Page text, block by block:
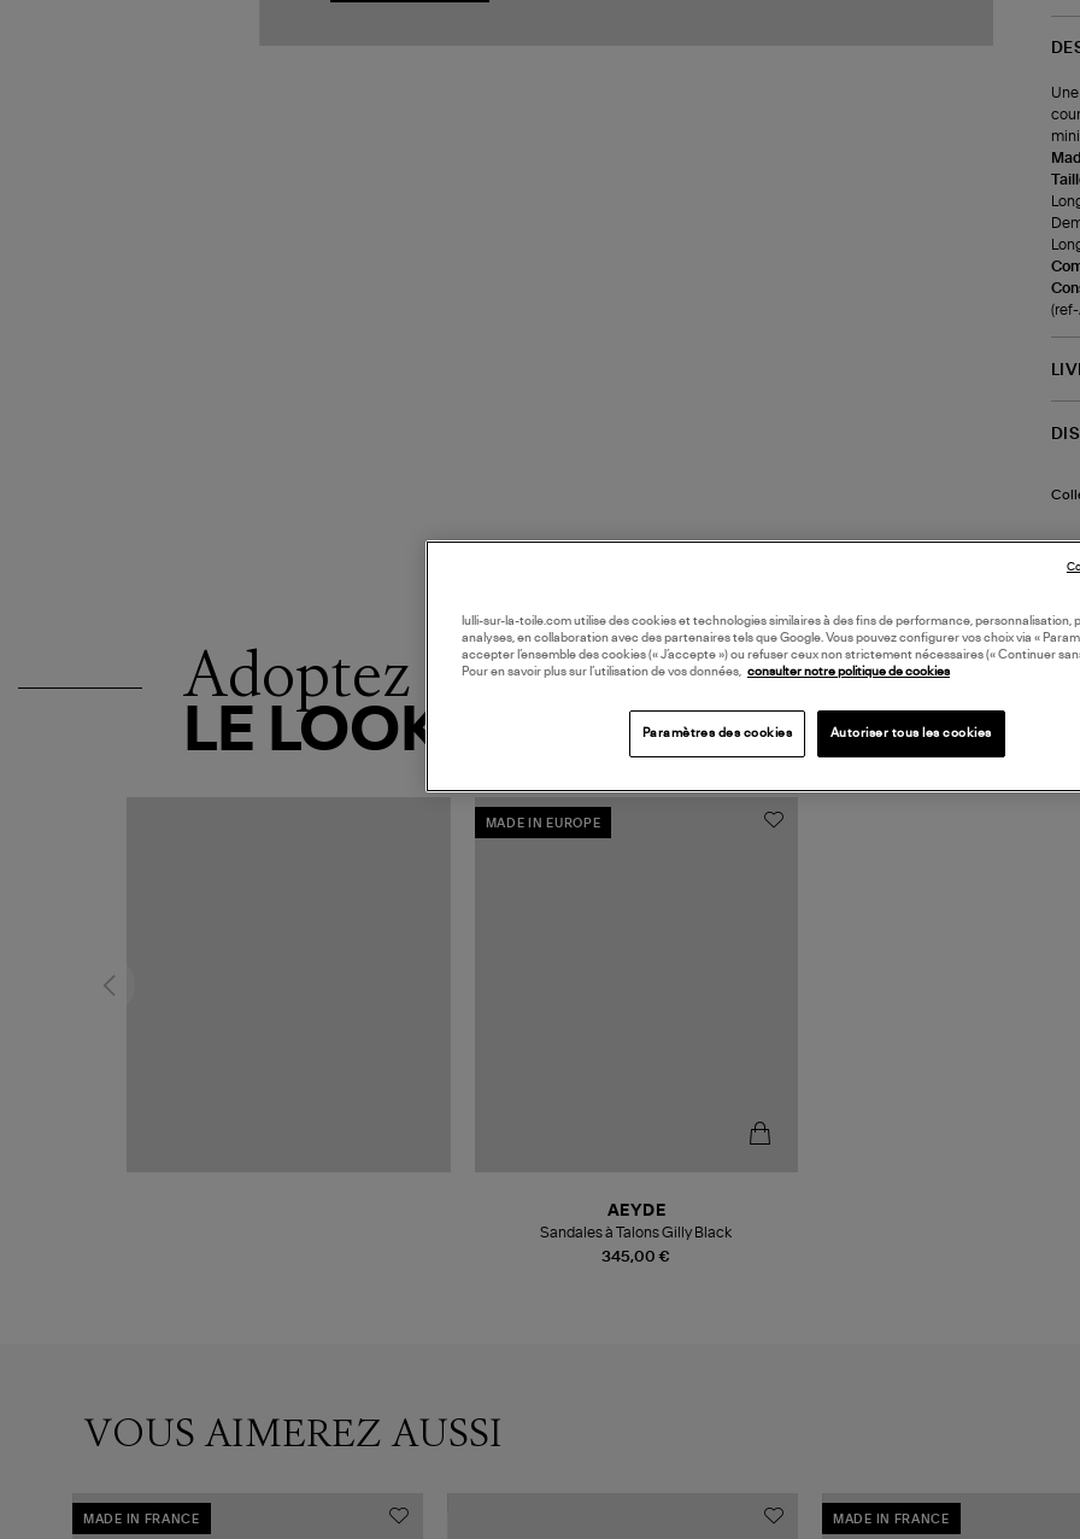
Adoptez
LE LOOK
MADE IN EUROPE
345,00 €
AEYDE
Sandales à Talons Gilly Black
VOUS AIMEREZ AUSSI
MADE IN FRANCE MADE IN FRANCE
lulli-sur-la-toile.com utilise des cookies et technologies similaires à des fins de performance, personnalisation,
analyses, en collaboration avec des partenaires tels que Google. Vous pouvez configurer vos choix via «
accepter l’ensemble des cookies (« J’accepte ») ou refuser ceux non strictement nécessaires (« Continuer
Pour en savoir plus sur l’utilisation de vos données, consulter notre politique de cookies
Paramètres des cookies Autoriser tous les cookies